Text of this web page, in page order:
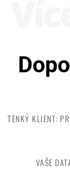
TENKÝ KLIENT:
VAŠE